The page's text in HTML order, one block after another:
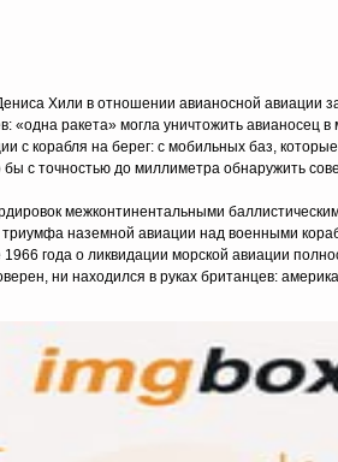
Хили в отношении авианосной авиации
«одна ракета» могла уничтожить авианосец
с корабля на берег: с мобильных баз,
с точностью до миллиметра обнаружить
межконтинентальными
наземной авиации над военными
года о ликвидации морской авиации
ни находился в руках британцев: